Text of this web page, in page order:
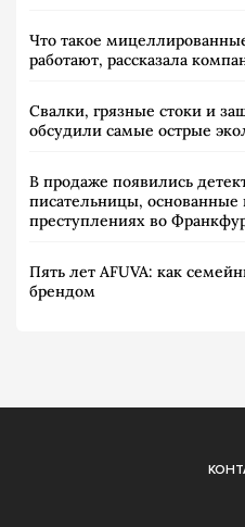
Что такое
работают, рассказала
Свалки, грязные стоки и
обсудили самые острые
В продаже появились
писательницы, основанные
преступлениях во
Пять лет AFUVA: как
брендом